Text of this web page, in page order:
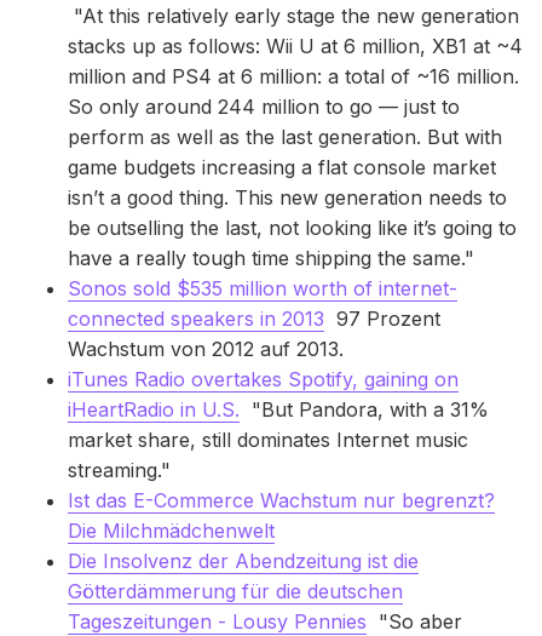
"At this relatively early stage the new generation
stacks up as follows: Wii U at 6 million, XB1 at ~4
million and PS4 at 6 million: a total of ~16 million.
So only around 244 million to go — just to
perform as well as the last generation. But with
game budgets increasing a flat console market
isn’t a good thing. This new generation needs to
be outselling the last, not looking like it’s going to
have a really tough time shipping the same."
Sonos sold $535 million worth of internet-
connected speakers in 2013 97 Prozent
Wachstum von 2012 auf 2013.
iTunes Radio overtakes Spotify, gaining on
iHeartRadio in U.S. "But Pandora, with a 31%
market share, still dominates Internet music
streaming."
Ist das E-Commerce Wachstum nur begrenzt?
Die Milchmädchenwelt
Die Insolvenz der Abendzeitung ist die
Götterdämmerung für die deutschen
Tageszeitungen - Lousy Pennies "So aber